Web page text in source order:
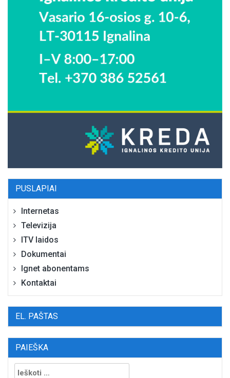
PUSLAPIAI
Internetas
Televizija
ITV laidos
Dokumentai
Ignet abonentams
Kontaktai
EL. PAŠTAS
PAIEŠKA
Ieškoti: